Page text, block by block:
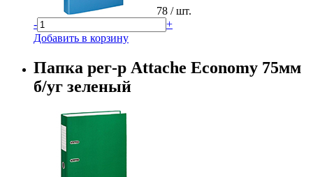
78 / шт.
-
+
Добавить в корзину
Папка рег-р Attache Economy 75мм
б/уг зеленый